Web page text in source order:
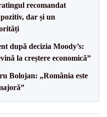
recomandat
dar și un
după decizia Moody’s:
la creștere economică”
Bolojan: „România este